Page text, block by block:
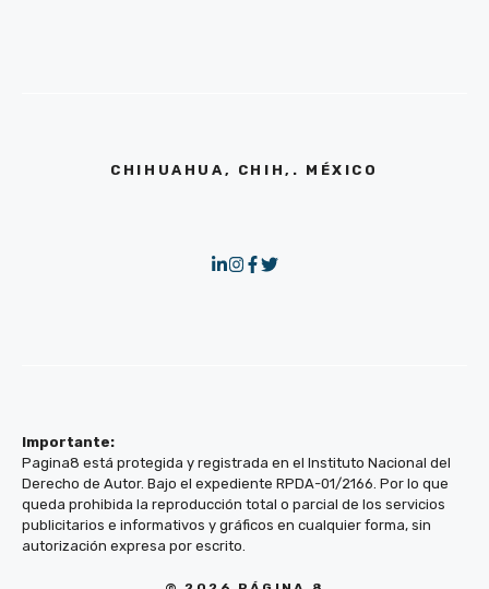
CHIHUAHUA, CHIH,. MÉXICO
Importante:
Pagina8 está protegida y registrada en el Instituto Nacional del
Derecho de Autor. Bajo el expediente RPDA-01/2166. Por lo que
queda prohibida la reproducción total o parcial de los servicios
publicitarios e informativos y gráficos en cualquier forma, sin
autorización expresa por escrito.